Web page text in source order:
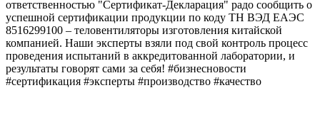
ответственностью "Сертификат-Декларация" радо сообщить о
успешной сертификации продукции по коду ТН ВЭД ЕАЭС
8516299100 – теловентиляторы изготовления китайской
компанией. Наши эксперты взяли под свой контроль процесс
проведения испытаний в аккредитованной лаборатории, и
результаты говорят сами за себя! #бизнесновости
#сертификация #эксперты #производство #качество